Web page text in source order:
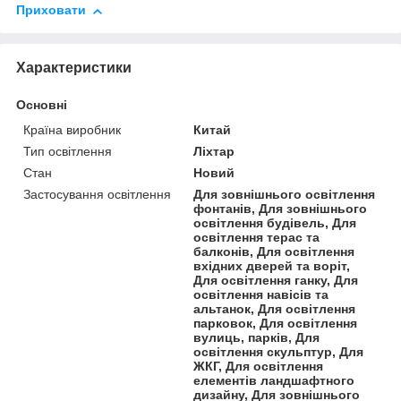
Приховати
Характеристики
Основні
Країна виробник
Китай
Тип освітлення
Ліхтар
Стан
Новий
Застосування освітлення
Для зовнішнього освітлення
фонтанів, Для зовнішнього
освітлення будівель, Для
освітлення терас та
балконів, Для освітлення
вхідних дверей та воріт,
Для освітлення ганку, Для
освітлення навісів та
альтанок, Для освітлення
парковок, Для освітлення
вулиць, парків, Для
освітлення скульптур, Для
ЖКГ, Для освітлення
елементів ландшафтного
дизайну, Для зовнішнього